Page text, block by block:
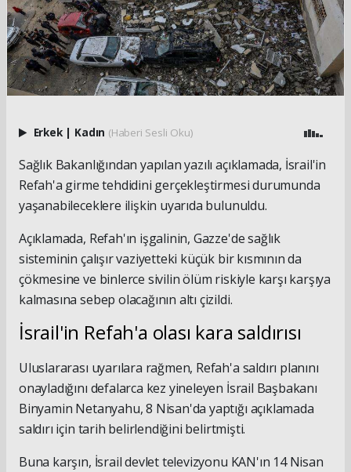
Erkek | Kadın (Haberi Sesli Oku)
Sağlık Bakanlığından yapılan yazılı açıklamada, İsrail'in
Refah'a girme tehdidini gerçekleştirmesi durumunda
yaşanabileceklere ilişkin uyarıda bulunuldu.
Açıklamada, Refah'ın işgalinin, Gazze'de sağlık
sisteminin çalışır vaziyetteki küçük bir kısmının da
çökmesine ve binlerce sivilin ölüm riskiyle karşı karşıya
kalmasına sebep olacağının altı çizildi.
İsrail'in Refah'a olası kara saldırısı
Uluslararası uyarılara rağmen, Refah'a saldırı planını
onayladığını defalarca kez yineleyen İsrail Başbakanı
Binyamin Netanyahu, 8 Nisan'da yaptığı açıklamada
saldırı için tarih belirlendiğini belirtmişti.
Buna karşın, İsrail devlet televizyonu KAN'ın 14 Nisan